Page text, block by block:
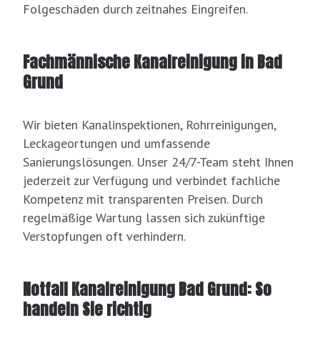
Folgeschäden durch zeitnahes Eingreifen.
Fachmännische Kanalreinigung in Bad
Grund
Wir bieten Kanalinspektionen, Rohrreinigungen,
Leckageortungen und umfassende
Sanierungslösungen. Unser 24/7-Team steht Ihnen
jederzeit zur Verfügung und verbindet fachliche
Kompetenz mit transparenten Preisen. Durch
regelmäßige Wartung lassen sich zukünftige
Verstopfungen oft verhindern.
Notfall Kanalreinigung Bad Grund: So
handeln Sie richtig